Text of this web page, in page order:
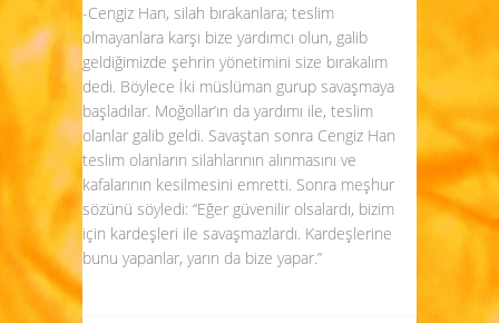
-Cengiz Han, silah bırakanlara; teslim
olmayanlara karşı bize yardımcı olun, galib
geldiğimizde şehrin yönetimini size bırakalım
dedi. Böylece İki müslüman gurup savaşmaya
başladılar. Moğollar’ın da yardımı ile, teslim
olanlar galib geldi. Savaştan sonra Cengiz Han
teslim olanların silahlarının alınmasını ve
kafalarının kesilmesini emretti. Sonra meşhur
sözünü söyledi: “Eğer güvenilir olsalardı, bizim
için kardeşleri ile savaşmazlardı. Kardeşlerine
bunu yapanlar, yarın da bize yapar.”